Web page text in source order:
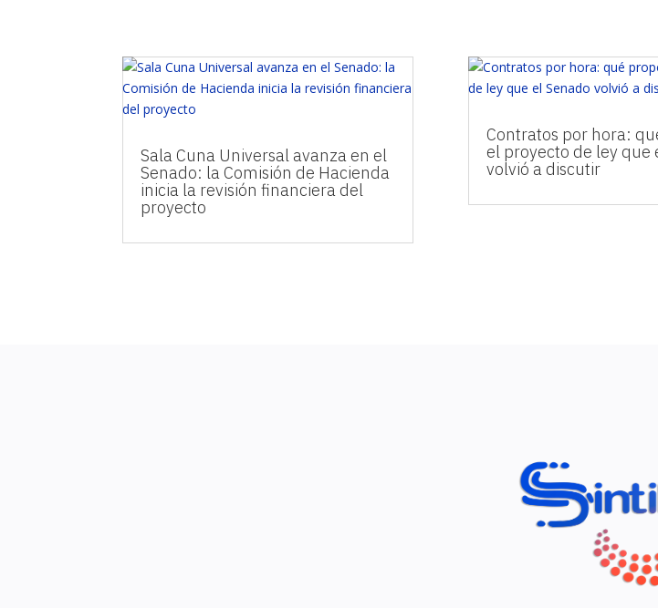
Sala Cuna Universal avanza en el
Senado: la Comisión de Hacienda
inicia la revisión financiera del
proyecto
Contratos por hora:
el proyecto de ley que
volvió a discutir